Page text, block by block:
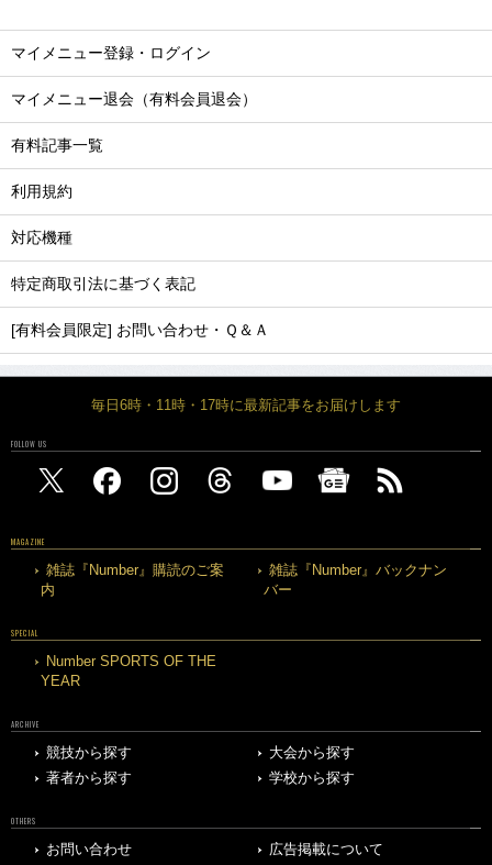
マイメニュー登録・ログイン
マイメニュー退会（有料会員退会）
有料記事一覧
利用規約
対応機種
特定商取引法に基づく表記
[有料会員限定] お問い合わせ・Ｑ＆Ａ
毎日6時・11時・17時に最新記事をお届けします
FOLLOW US
MAGAZINE
雑誌『Number』購読のご案
内
雑誌『Number』バックナン
バー
SPECIAL
Number SPORTS OF THE
YEAR
ARCHIVE
競技から探す
大会から探す
著者から探す
学校から探す
OTHERS
お問い合わせ
広告掲載について